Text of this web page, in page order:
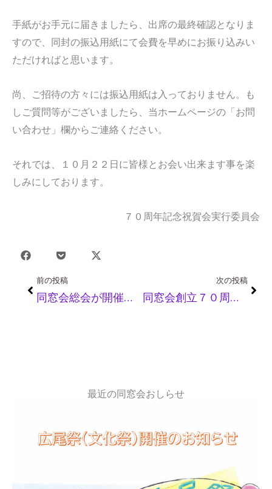
手紙がお手元に届きましたら、出席の最終確認となりま
すので、同封の振込用紙にて会費を早めにお振り込みい
ただければと思います。
尚、ご招待の方々には振込用紙は入っておりません。も
しご質問等がございましたら、当ホームページの「お問
い合わせ」欄からご連絡ください。
それでは、１０月２２日に皆様とお会い出来ます事を楽
しみにしております。
７０周年記念祝賀会実行委員会
Prev
前の投稿
同窓会総会が開催され西山会長が再任されました
次の投稿
同窓会創立７０周年記念祝賀会が盛大に開催されました
最近の同窓会おしらせ